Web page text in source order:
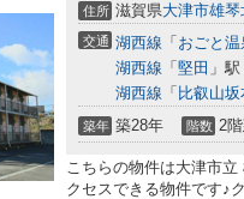
住所 滋賀県大津市雄琴
交通 湖西線 「 おごと温
湖西線 「 堅田 」
湖西線 「 比叡山坂
築年 築28年 階数 2
こちらの物件は大津市
クセスできる物件です♪